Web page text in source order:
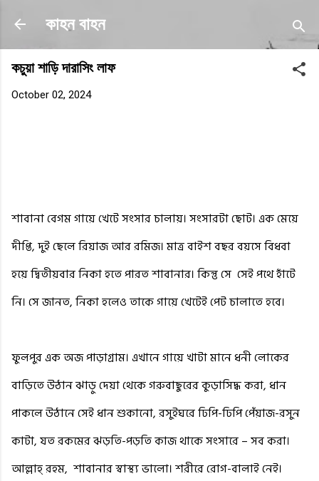
কাহন বাহন
কচুয়া শাড়ি দারাসিং লাফ
October 02, 2024
শাবানা বেগম গায়ে খেটে সংসার চালায়। সংসারটা ছোট। এক মেয়ে
দীপ্তি, দুই ছেলে রিয়াজ আর রমিজ। মাত্র বাইশ বছর বয়সে বিধবা
হয়ে দ্বিতীয়বার নিকা হতে পারত শাবানার। কিন্তু সে সেই পথে হাঁটে
নি। সে জানত, নিকা হলেও তাকে গায়ে খেটেই পেট চালাতে হবে।
ফুলপুর এক অজ পাড়াগ্রাম। এখানে গায়ে খাটা মানে ধনী লোকের
বাড়িতে উঠান ঝাড়ু দেয়া থেকে গরুবাছুরের কুড়াসিদ্ধ করা, ধান
পাকলে উঠানে সেই ধান শুকানো, রসুইঘরে ঢিপি-ঢিপি পেঁয়াজ-রসুন
কাটা, যত রকমের ঝড়তি-পড়তি কাজ থাকে সংসারে – সব করা।
আল্লাহ্‌ রহম, শাবানার স্বাস্থ্য ভালো। শরীরে রোগ-বালাই নেই।